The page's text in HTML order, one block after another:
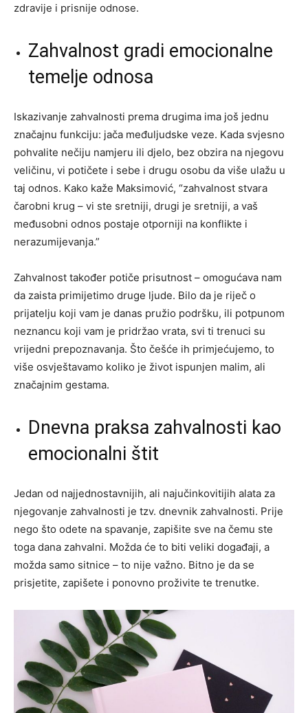
zdravije i prisnije odnose.
Zahvalnost gradi emocionalne
temelje odnosa
Iskazivanje zahvalnosti prema drugima ima još jednu
značajnu funkciju: jača međuljudske veze. Kada svjesno
pohvalite nečiju namjeru ili djelo, bez obzira na njegovu
veličinu, vi potičete i sebe i drugu osobu da više ulažu u
taj odnos. Kako kaže Maksimović, “zahvalnost stvara
čarobni krug – vi ste sretniji, drugi je sretniji, a vaš
međusobni odnos postaje otporniji na konflikte i
nerazumijevanja.”
Zahvalnost također potiče prisutnost – omogućava nam
da zaista primijetimo druge ljude. Bilo da je riječ o
prijatelju koji vam je danas pružio podršku, ili potpunom
neznancu koji vam je pridržao vrata, svi ti trenuci su
vrijedni prepoznavanja. Što češće ih primjećujemo, to
više osvještavamo koliko je život ispunjen malim, ali
značajnim gestama.
Dnevna praksa zahvalnosti kao
emocionalni štit
Jedan od najjednostavnijih, ali najučinkovitijih alata za
njegovanje zahvalnosti je tzv. dnevnik zahvalnosti. Prije
nego što odete na spavanje, zapišite sve na čemu ste
toga dana zahvalni. Možda će to biti veliki događaji, a
možda samo sitnice – to nije važno. Bitno je da se
prisjetite, zapišete i ponovno proživite te trenutke.